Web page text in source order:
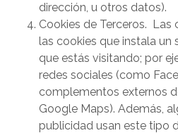
dirección, u otros datos).
Cookies de Terceros. Las
las cookies que instala un
que estás visitando; por
redes sociales (como
complementos externos
Google Maps). Además,
publicidad usan este tipo